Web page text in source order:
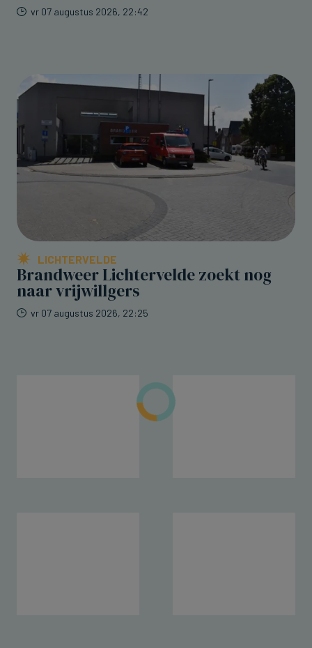
vr 07 augustus 2026, 22:42
LICHTERVELDE
Brandweer Lichtervelde zoekt nog
naar vrijwillgers
vr 07 augustus 2026, 22:25